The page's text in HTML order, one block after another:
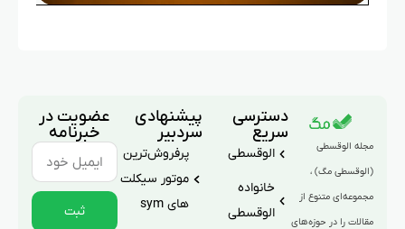
مجله الوقسطی
(الوقسطی مگ) ،
مجموعه‌ای متنوع از
مقالات را در حوزه‌های
دسترسی
سریع
الوقسطی
خانواده
الوقسطی
پیشنهادی
سردبیر
پرفروش‌ترین
موتور سیکلت
های sym
عضویت در
خبرنامه
ثبت